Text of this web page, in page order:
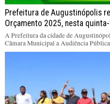
Prefeitura de Augustinópolis
Orçamento 2025, nesta
A Prefeitura da cidade de
Câmara Municipal a Audiência